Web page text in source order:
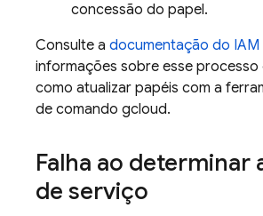
concessão do papel.
Consulte a documentação do IAM
informações sobre esse processo
como atualizar papéis com a
de comando gcloud.
Falha ao determinar
de serviço